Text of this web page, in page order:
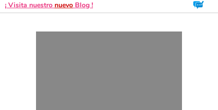
¡ Visita nuestro nuevo Blog !